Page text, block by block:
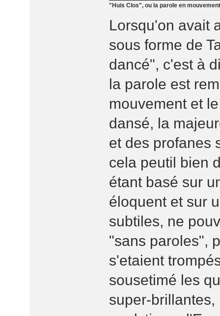
"Huis Clos", ou la parole en mouvement
Lorsqu'on avait
sous forme de
dancé", c'est à
la parole est
mouvement et
dansé, la
et des profanes
cela peutil bien
étant basé sur
éloquent et sur
subtiles, ne
"sans paroles",
s'etaient
sousetimé les
super-